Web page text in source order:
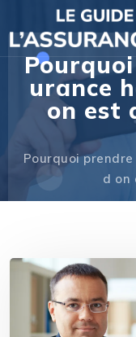
urance
on est
Pourquoi
d on